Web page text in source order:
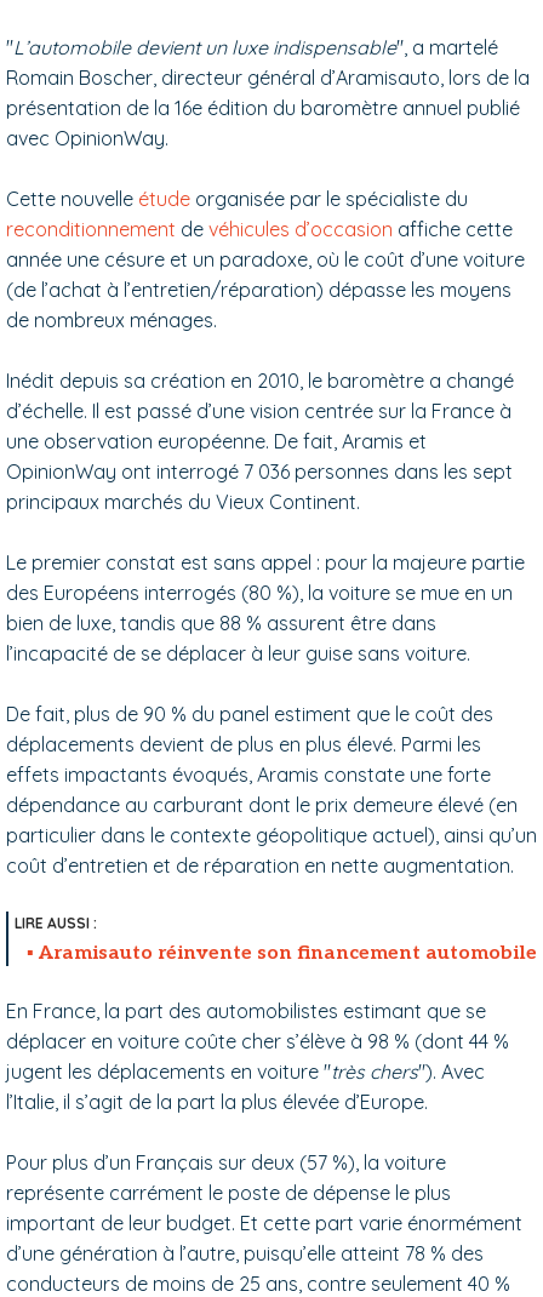
"L’automobile devient un luxe indispensable", a martelé
Romain Boscher, directeur général d’Aramisauto, lors de la
présentation de la 16e édition du baromètre annuel publié
avec OpinionWay.
Cette nouvelle étude organisée par le spécialiste du
reconditionnement de véhicules d’occasion affiche cette
année une césure et un paradoxe, où le coût d’une voiture
(de l’achat à l’entretien/réparation) dépasse les moyens
de nombreux ménages.
Inédit depuis sa création en 2010, le baromètre a changé
d’échelle. Il est passé d’une vision centrée sur la France à
une observation européenne. De fait, Aramis et
OpinionWay ont interrogé 7 036 personnes dans les sept
principaux marchés du Vieux Continent.
Le premier constat est sans appel : pour la majeure partie
des Européens interrogés (80 %), la voiture se mue en un
bien de luxe, tandis que 88 % assurent être dans
l’incapacité de se déplacer à leur guise sans voiture.
De fait, plus de 90 % du panel estiment que le coût des
déplacements devient de plus en plus élevé. Parmi les
effets impactants évoqués, Aramis constate une forte
dépendance au carburant dont le prix demeure élevé (en
particulier dans le contexte géopolitique actuel), ainsi qu’un
coût d’entretien et de réparation en nette augmentation.
Aramisauto réinvente son financement automobile
En France, la part des automobilistes estimant que se
déplacer en voiture coûte cher s’élève à 98 % (dont 44 %
jugent les déplacements en voiture "très chers"). Avec
l’Italie, il s’agit de la part la plus élevée d’Europe.
Pour plus d’un Français sur deux (57 %), la voiture
représente carrément le poste de dépense le plus
important de leur budget. Et cette part varie énormément
d’une génération à l’autre, puisqu’elle atteint 78 % des
conducteurs de moins de 25 ans, contre seulement 40 %